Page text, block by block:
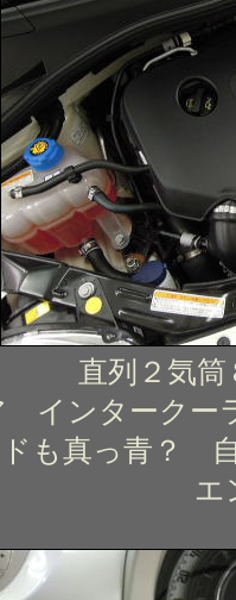
直列２気
インタークー
も真っ青？
エ